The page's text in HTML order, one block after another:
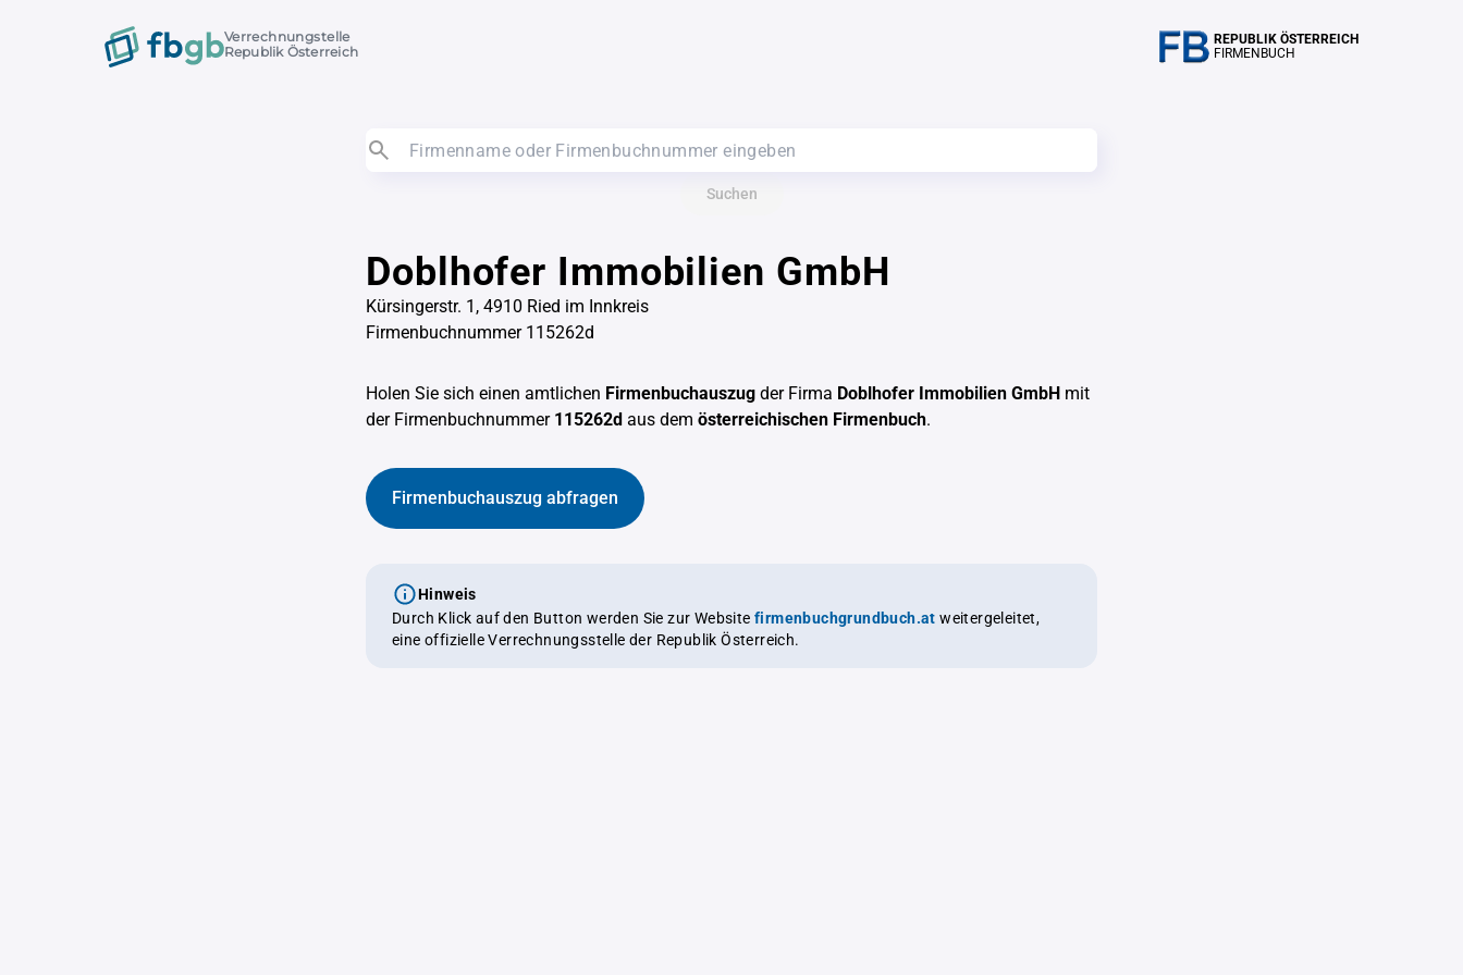
Verrechnungstelle
Republik Österreich
REPUBLIK ÖSTERREICH
FIRMENBUCH
Suchen
Doblhofer Immobilien GmbH
Kürsingerstr. 1, 4910 Ried im Innkreis
Firmenbuchnummer 115262d
Holen Sie sich einen amtlichen Firmenbuchauszug der Firma Doblhofer Immobilien GmbH mit
der Firmenbuchnummer 115262d aus dem österreichischen Firmenbuch.
Firmenbuchauszug abfragen
Hinweis
Durch Klick auf den Button werden Sie zur Website firmenbuchgrundbuch.at weitergeleitet,
eine offizielle Verrechnungsstelle der Republik Österreich.